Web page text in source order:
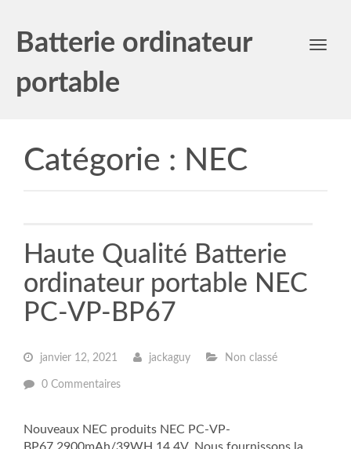
Batterie ordinateur
portable
Toggle
Catégorie : NEC
Haute Qualité Batterie
ordinateur portable NEC
PC-VP-BP67
janvier 12, 2021 jackaguy Non classé
0 Commentaires
Nouveaux NEC produits NEC PC-VP-